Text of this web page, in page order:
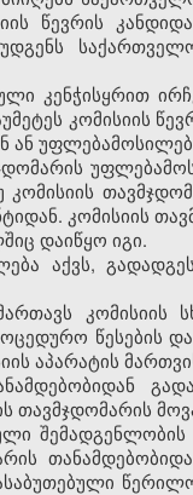
წევრის
კენჭისყრით
კომისიის
ან
კომისიის
დაიწყო იგი.
აქვს,
კომისიის
წესების
აპარატის
თავმჯდომარის